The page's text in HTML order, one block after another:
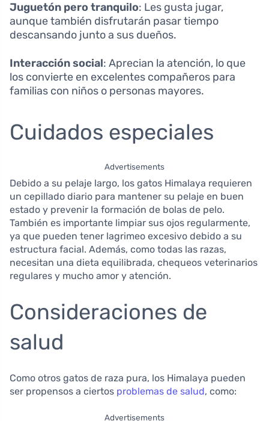
Juguetón pero tranquilo: Les gusta jugar,
aunque también disfrutarán pasar tiempo
descansando junto a sus dueños.
Interacción social: Aprecian la atención, lo que
los convierte en excelentes compañeros para
familias con niños o personas mayores.
Cuidados especiales
Advertisements
Debido a su pelaje largo, los gatos Himalaya requieren
un cepillado diario para mantener su pelaje en buen
estado y prevenir la formación de bolas de pelo.
También es importante limpiar sus ojos regularmente,
ya que pueden tener lagrimeo excesivo debido a su
estructura facial. Además, como todas las razas,
necesitan una dieta equilibrada, chequeos veterinarios
regulares y mucho amor y atención.
Consideraciones de
salud
Como otros gatos de raza pura, los Himalaya pueden
ser propensos a ciertos problemas de salud, como:
Advertisements